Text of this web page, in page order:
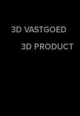
3D VASTGOED
3D PRODUCT